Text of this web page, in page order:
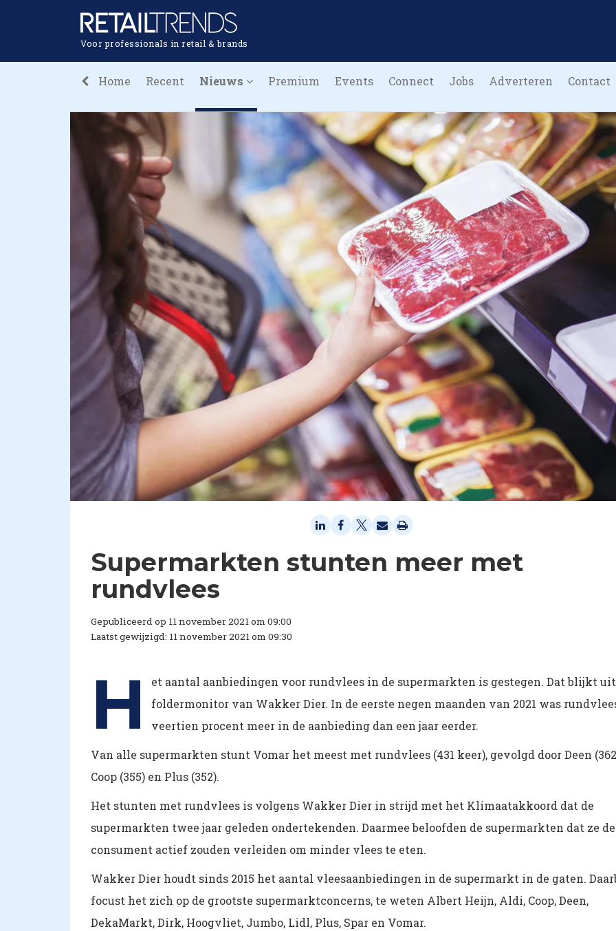
Voor professionals in retail & brands
Home Recent Nieuws Premium Events Connect Jobs Adverteren Contact
Supermarkten stunten meer met
rundvlees
Gepubliceerd op 11 november 2021 om 09:00
Laatst gewijzigd: 11 november 2021 om 09:30
H
et aantal aanbiedingen voor rundvlees in de supermarkten is gestegen. Dat blijkt
foldermonitor van Wakker Dier. In de eerste negen maanden van 2021 was
veertien procent meer in de aanbieding dan een jaar eerder.
Van alle supermarkten stunt Vomar het meest met rundvlees (431 keer), gevolgd door Deen
Coop (355) en Plus (352).
Het stunten met rundvlees is volgens Wakker Dier in strijd met het Klimaatakkoord dat de
supermarkten twee jaar geleden ondertekenden. Daarmee beloofden de supermarkten dat ze de
consument actief zouden verleiden om minder vlees te eten.
Wakker Dier houdt sinds 2015 het aantal vleesaanbiedingen in de supermarkt in de gaten.
focust het zich op de grootste supermarktconcerns, te weten Albert Heijn, Aldi, Coop, Deen,
DekaMarkt, Dirk, Hoogvliet, Jumbo, Lidl, Plus, Spar en Vomar.